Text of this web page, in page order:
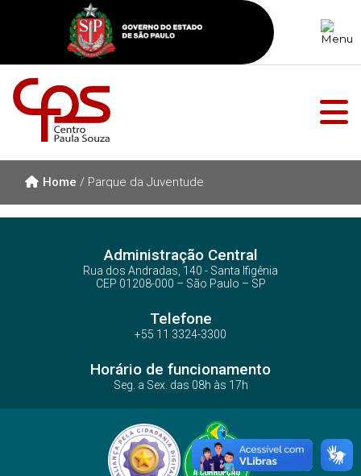
Home / Parque da Juventude
Administração Central
Rua dos Andradas, 140 - Santa Ifigênia
CEP 01208-000 – São Paulo – SP
Telefone
+55 11 3324-3300
Horário de funcionamento
Seg. a Sex. das 08h às 17h